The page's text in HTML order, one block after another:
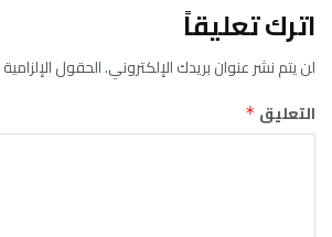
اترك تعليقاً
لن يتم نشر عنوان بريدك الإلكتروني.الحقول
التعليق *